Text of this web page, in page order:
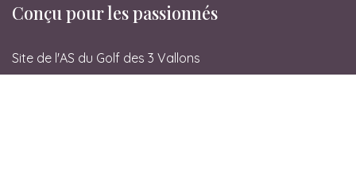
Conçu pour les passionnés
Site de l'AS du Golf des 3 Vallons